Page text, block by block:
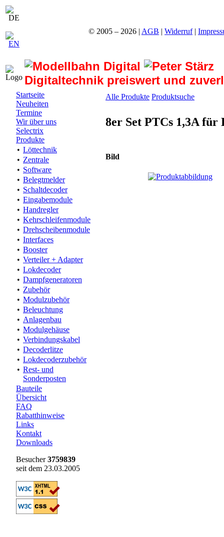
© 2005 – 2026 | AGB | Widerruf|
Digitaltechnik preiswert und
Startseite
Neuheiten
Termine
Wir über uns
Selectrix
Produkte
• Löttechnik
• Zentrale
• Software
• Belegtmelder
• Schaltdecoder
• Eingabemodule
• Handregler
• Kehrschleifenmodule
• Drehscheibenmodule
• Interfaces
• Booster
• Verteiler + Adapter
• Lokdecoder
• Dampfgeneratoren
• Zubehör
• Modulzubehör
• Beleuchtung
• Anlagenbau
• Modulgehäuse
• Verbindungskabel
• Decoderlitze
• Lokdecoderzubehör
• Rest- und
Sonderposten
Bauteile
Übersicht
FAQ
Rabatthinweise
Links
Kontakt
Downloads
Besucher3759839
seit dem 23.03.2005
Alle Produkte Produktsuche
8er Set PTCs 1,3A
Bild